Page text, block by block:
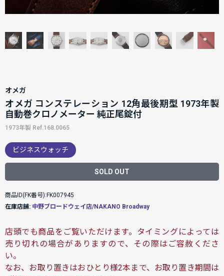
オメガ
オメガ コンステレーション 12角最後期型 1973年製
自動巻クロノメーター 純正尾錠付
1973年製 Ref.168.0065
ビジネスウォッチ
SOLD OUT
商品ID(FK番号):FK007945
在庫店舗: 中野ブロードウェイ店/NAKANO Broadway
店頭でも商品をご覧いただけます。タイミングによっては
売り切れの場合がありますので、その際はご容赦くださ
い。
なお、お取り置きはおひとり様2本まで、お取り置き期間は